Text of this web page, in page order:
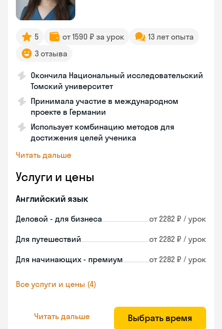
5 от 1590 ₽ за урок
13 лет опыта
3 отзыва
Окончила Национальный исследовательский
Томский университет
Принимала участие в международном
проекте в Германии
Использует комбинацию методов для
достижения целей ученика
Читать дальше
Услуги и цены
Английский язык
Деловой - для бизнеса от 2282 ₽ / урок
Для путешествий от 2282 ₽ / урок
Для начинающих - премиум от 2282 ₽ / урок
Все услуги и цены (4)
Читать дальше Выбрать время